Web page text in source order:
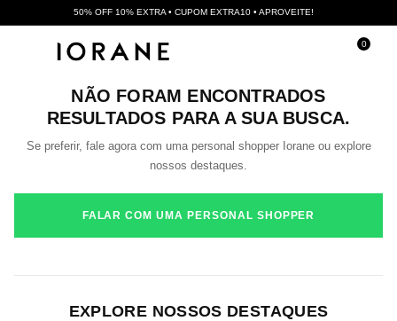
50% OFF 10% EXTRA • CUPOM EXTRA10 • APROVEITE!
0
NÃO FORAM ENCONTRADOS
RESULTADOS PARA A SUA BUSCA.
Se preferir, fale agora com uma personal shopper Iorane ou explore
nossos destaques.
FALAR COM UMA PERSONAL SHOPPER
EXPLORE NOSSOS DESTAQUES